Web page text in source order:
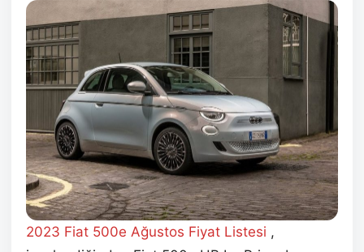
2023 Fiat 500e Ağustos Fiyat Listesi ,